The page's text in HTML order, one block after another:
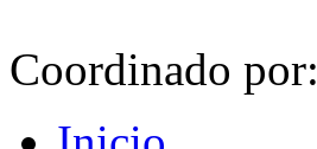
Coordinado por: